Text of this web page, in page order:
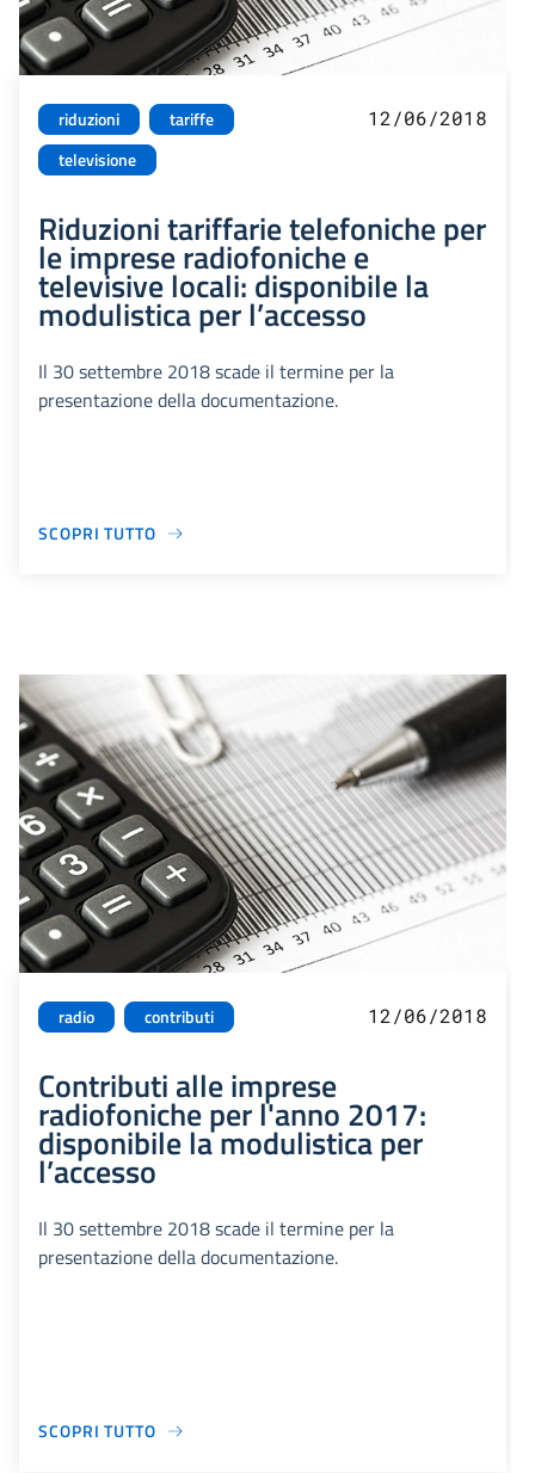
riduzioni
tariffe
televisione
12/06/2018
Riduzioni tariffarie telefoniche per
le imprese radiofoniche e
televisive locali: disponibile la
modulistica per l’accesso
Il 30 settembre 2018 scade il termine per la
presentazione della documentazione.
SCOPRI TUTTO
radio contributi 12/06/2018
Contributi alle imprese
radiofoniche per l'anno 2017:
disponibile la modulistica per
l’accesso
Il 30 settembre 2018 scade il termine per la
presentazione della documentazione.
SCOPRI TUTTO